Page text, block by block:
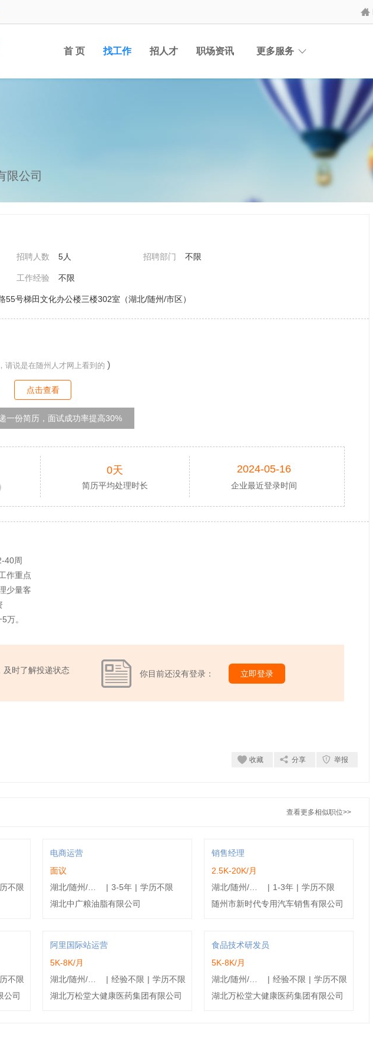
首 页 找工作 招人才 职场资讯 更多服务
限公司
招聘人数 5人 招聘部门 不限
工作经验 不限
55号梯田文化办公楼三楼302室（湖北/随州/市区）
请说是在随州人才网上看到的 )
点击查看
一份简历，面试成功率提高30%
0天
简历平均处理时长
2024-05-16
企业最近登录时间
40周
作重点
少量客
万。
及时了解投递状态 你目前还没有登录： 立即登录
收藏 分享 举报
查看更多相似职位>>
不限
电商运营
面议
| 3-5年 | 学历不限
湖北中广粮油脂有限公司
销售经理
2.5K-20K/月
| 1-3年 | 学历不限
随州市新时代专用汽车销售有限公司
不限
公司
阿里国际站运营
5K-8K/月
| 经验不限 | 学历不限
湖北万松堂大健康医药集团有限公司
食品技术研发员
5K-8K/月
| 经验不限 | 学历不限
湖北万松堂大健康医药集团有限公司